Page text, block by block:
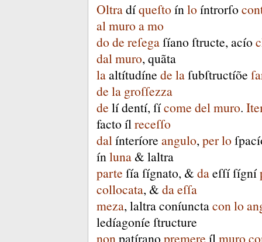
Oltradíqueſtoínloíntrorſo
almuroamo
dode reſegaſíanoſtructe,acío
dalmuro,quãta
laaltítudíne de laſubſtructíõe
de la groſſezza
de lídentí,ſícome delmuro.
factoílreceſſo
dalínteríore angulo,perlo
ínluna & laltra
parte ſíaſígnato, & daeſſíſígní
collocata, & daeſſa
meza,laltraconíunctaconlo
ledíagoníe ſtructure
non patíranopremere íl muro